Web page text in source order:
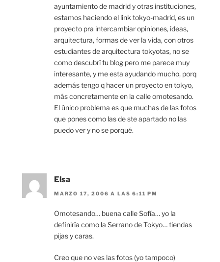
ayuntamiento de madrid y otras instituciones,
estamos haciendo el link tokyo-madrid, es un
proyecto pra intercambiar opiniones, ideas,
arquitectura, formas de ver la vida, con otros
estudiantes de arquitectura tokyotas, no se
como descubrí tu blog pero me parece muy
interesante, y me esta ayudando mucho, porq
además tengo q hacer un proyecto en tokyo,
más concretamente en la calle omotesando.
El único problema es que muchas de las fotos
que pones como las de ste apartado no las
puedo ver y no se porqué.
Elsa
MARZO 17, 2006 A LAS 6:11 PM
Omotesando… buena calle Sofía… yo la
definiría como la Serrano de Tokyo… tiendas
pijas y caras.
Creo que no ves las fotos (yo tampoco)